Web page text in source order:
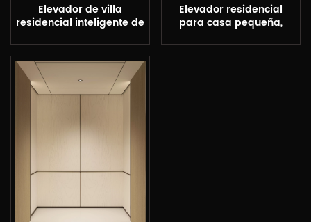
Elevador de villa
residencial inteligente de
Elevador residencial
para casa pequeña,
hogar, color marrón